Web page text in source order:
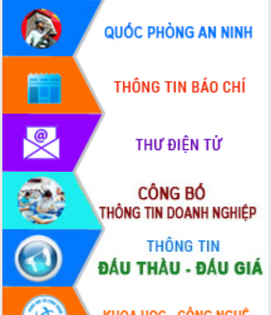
giải ngân vốn khắc phục thiên tai
HĐND tỉnh thông qua điều chỉnh Quy
hoạch tỉnh thời kỳ 2021-2030
Hội thảo góp ý hồ sơ điều chỉnh quy
hoạch tỉnh Đắk Lắk thời kỳ 2021-2030,
tầm nhìn đến năm 2050
Nâng cao hiệu quả hoạt động của các
doanh nghiệp nhà nước
Hội nghị triển khai kết nối mạng
truyền số liệu chuyên dùng phục vụ cơ
quan Đảng, Nhà nước
Lễ phát động chuỗi hoạt động chung
tay làm sạch môi trường
Xã Ea Kar bước chuyển mình trong
công tác cải cách hành chính mô hình
mới
UBND tỉnh họp báo định kỳ tháng 4
năm 2026
Hội thảo khoa học “Giải pháp thúc đẩy
phát triển nền kinh tế xanh tại tỉnh
Đắk Lắk”
Tăng cường giám sát, đôn đốc thực
hiện nhiệm vụ quản lý tài sản công
hàng tuần